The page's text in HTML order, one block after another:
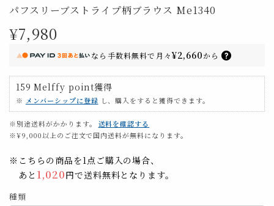
パフスリーブストライプ柄ブラウス Me1340
¥7,980
なら 手数料無料で 月々¥2,660から
159 Melffy point獲得
※ メンバーシップに登録 し、購入をすると獲得できます。
※別途送料がかかります。
送料を確認する
※¥9,000以上のご注文で国内送料が無料になります。
※こちらの商品を1点ご購入の場合、
あと 1,020円で送料無料となります。
種類